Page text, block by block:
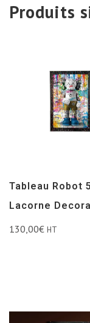
Produits
Tableau Robot
Lacorne
130,00€ HT